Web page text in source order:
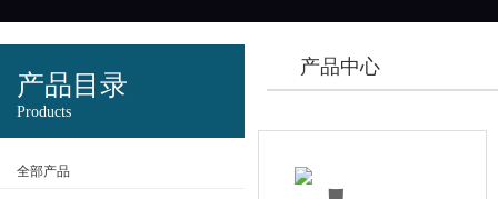
产品目录
Products
全部产品
产品中心